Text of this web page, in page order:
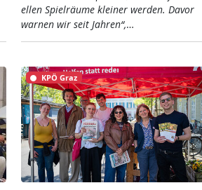
el­len Spiel­räu­me klei­ner wer­den. Da­vor
war­nen wir seit Jah­ren“,…
KPÖ Graz